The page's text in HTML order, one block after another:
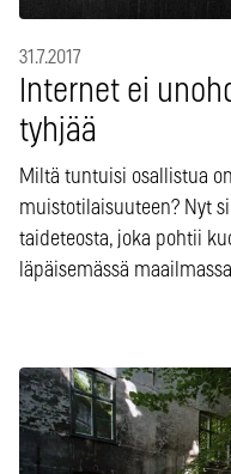
31.7.2017
Internet ei
tyhjää
Miltä tuntuisi osallistua
muistotilaisuuteen? Nyt
taideteosta, joka pohtii
läpäisemässä